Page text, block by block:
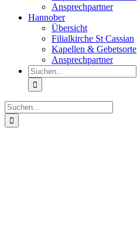
Ansprechpartner
Hannober
Übersicht
Filialkirche St Cassian
Kapellen & Gebetsorte
Ansprechpartner
Suche
nach:
Suche
nach: